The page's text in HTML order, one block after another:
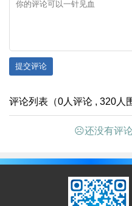
提交评论
评论列表（0人评论 , 320人
☹还没有评